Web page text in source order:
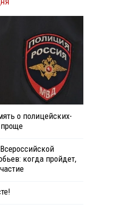
о полицейских-
проще
когда пройдет,